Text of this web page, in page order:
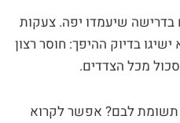
בדרישה שיעמדו יפה. צעקות
בדיוק ההיפך: חוסר רצון
מכל הצדדים.
תשומת לבם? אפשר לקרוא